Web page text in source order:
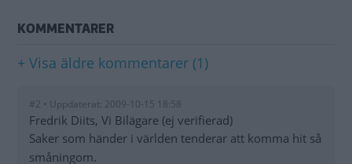
KOMMENTARER
+ Visa äldre kommentarer (1)
#2 • Uppdaterat: 2009-10-15 18:58
Fredrik Diits, Vi Bilägare (ej verifierad)
Saker som händer i världen tenderar att komma hit så
småningom.